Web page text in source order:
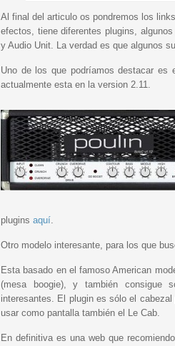
Al final del articulo os pondremos los
efectos, tiene diferentes plugins,
y Audio Unit. La verdad es que algunos
Uno de los que podríamos destacar
actualmente esta en la version 2.11.
plugins aquí.
Otro modelo interesante, para los que
Esta basado en el famoso American
(mesa boogie), y también consigue
interesantes. El plugin es sólo el cabezal
usar como pantalla también el Le Cab.
En definitiva es una web que